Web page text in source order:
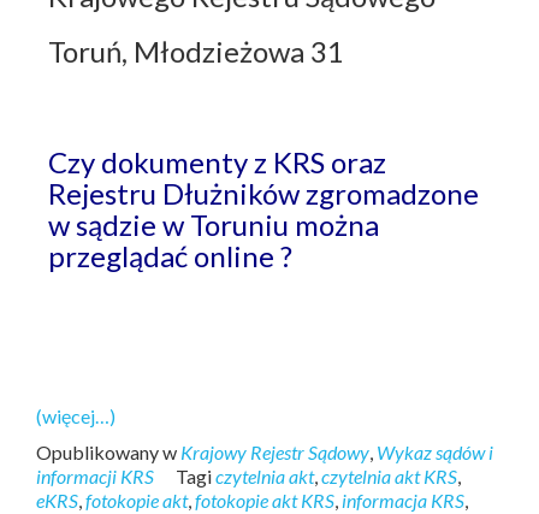
Toruń, Młodzieżowa 31
Czy dokumenty z KRS oraz
Rejestru Dłużników zgromadzone
w sądzie w Toruniu można
przeglądać online ?
(więcej…)
Opublikowany w Krajowy Rejestr Sądowy Wykaz sądów i
informacji KRS
Tagiczytelnia akt, czytelnia akt KRS
eKRS fotokopie akt, fotokopie akt KRS informacja KRS